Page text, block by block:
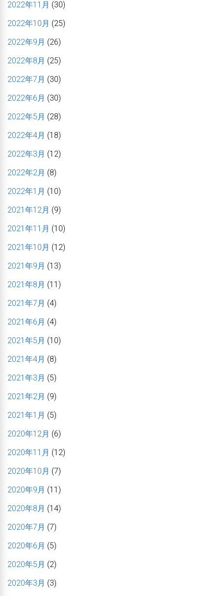
2022年11月 (30)
2022年10月 (25)
2022年9月 (26)
2022年8月 (25)
2022年7月 (30)
2022年6月 (30)
2022年5月 (28)
2022年4月 (18)
2022年3月 (12)
2022年2月 (8)
2022年1月 (10)
2021年12月 (9)
2021年11月 (10)
2021年10月 (12)
2021年9月 (13)
2021年8月 (11)
2021年7月 (4)
2021年6月 (4)
2021年5月 (10)
2021年4月 (8)
2021年3月 (5)
2021年2月 (9)
2021年1月 (5)
2020年12月 (6)
2020年11月 (12)
2020年10月 (7)
2020年9月 (11)
2020年8月 (14)
2020年7月 (7)
2020年6月 (5)
2020年5月 (2)
2020年3月 (3)